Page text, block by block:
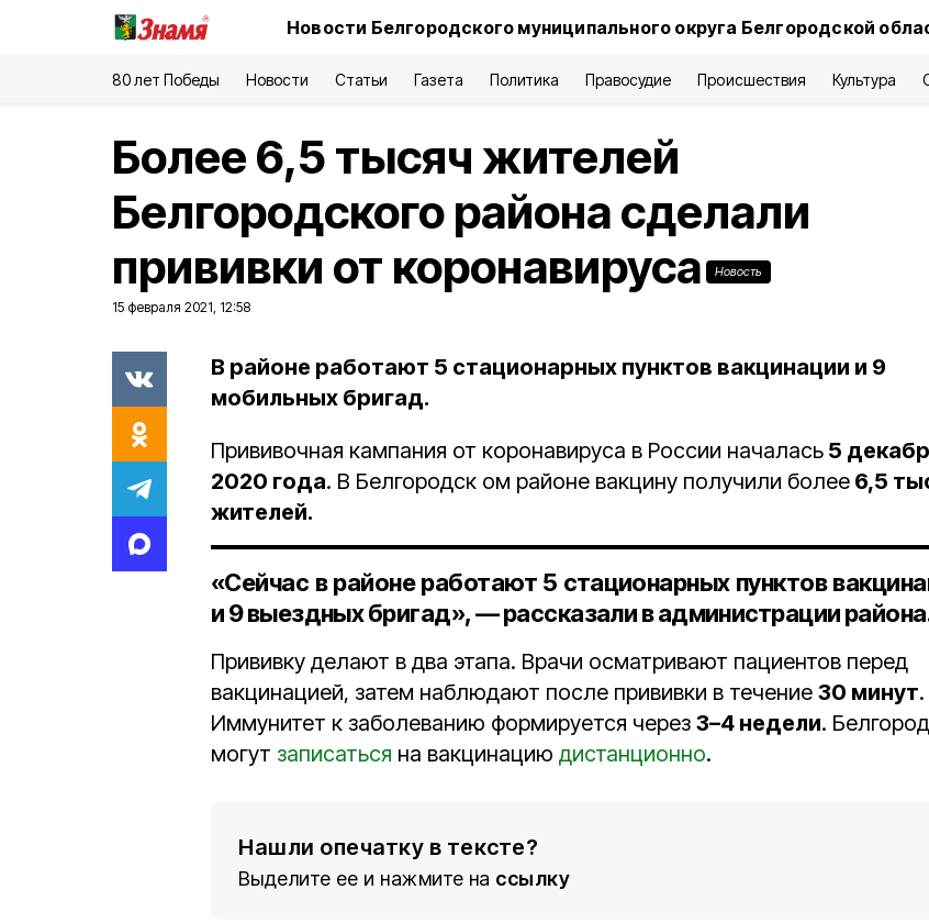
Новости Белгородского муниципального округа Белгородской
80 лет Победы Новости Статьи Газета Политика Правосудие Происшествия Культура
Более 6,5 тысяч жителей
Белгородского района сделали
прививки от коронавируса
Новость
15 февраля 2021, 12:58
В районе работают 5 стационарных пунктов вакцинации и 9
мобильных бригад.
Прививочная кампания от коронавируса в России началась 5
2020 года. В Белгородск ом районе вакцину получили более 6,5
жителей.
«Сейчас в районе работают 5 стационарных пунктов
и 9 выездных бригад», — рассказали в администрации
Прививку делают в два этапа. Врачи осматривают пациентов перед
вакцинацией, затем наблюдают после прививки в течение 30 минут.
Иммунитет к заболеванию формируется через 3–4 недели.
могут записаться на вакцинацию дистанционно.
Нашли опечатку в тексте?
Выделите ее и нажмите на ссылку